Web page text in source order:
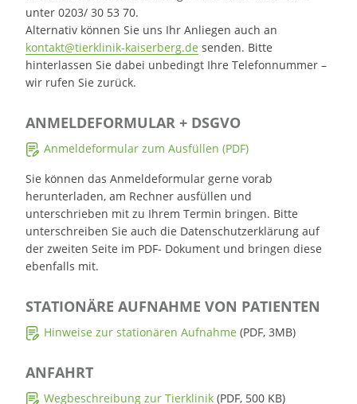
unter 0203/ 30 53 70.
Alternativ können Sie uns Ihr Anliegen auch an
kontakt@tierklinik-kaiserberg.de senden. Bitte
hinterlassen Sie dabei unbedingt Ihre Telefonnummer –
wir rufen Sie zurück.
ANMELDEFORMULAR + DSGVO
Anmeldeformular zum Ausfüllen (PDF)
Sie können das Anmeldeformular gerne vorab
herunterladen, am Rechner ausfüllen und
unterschrieben mit zu Ihrem Termin bringen. Bitte
unterschreiben Sie auch die Datenschutzerklärung auf
der zweiten Seite im PDF- Dokument und bringen diese
ebenfalls mit.
STATIONÄRE AUFNAHME VON PATIENTEN
Hinweise zur stationären Aufnahme (PDF, 3MB)
ANFAHRT
Wegbeschreibung zur Tierklinik (PDF, 500 KB)